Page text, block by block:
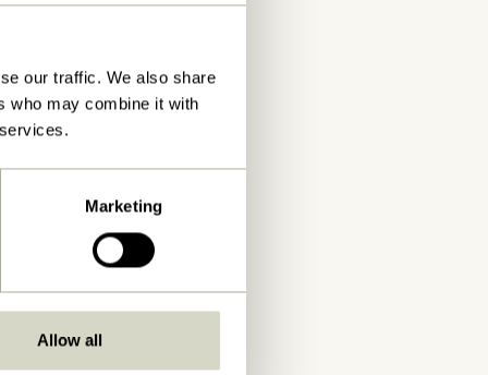
our traffic. We also share
who may combine it with
Marketing
Allow all